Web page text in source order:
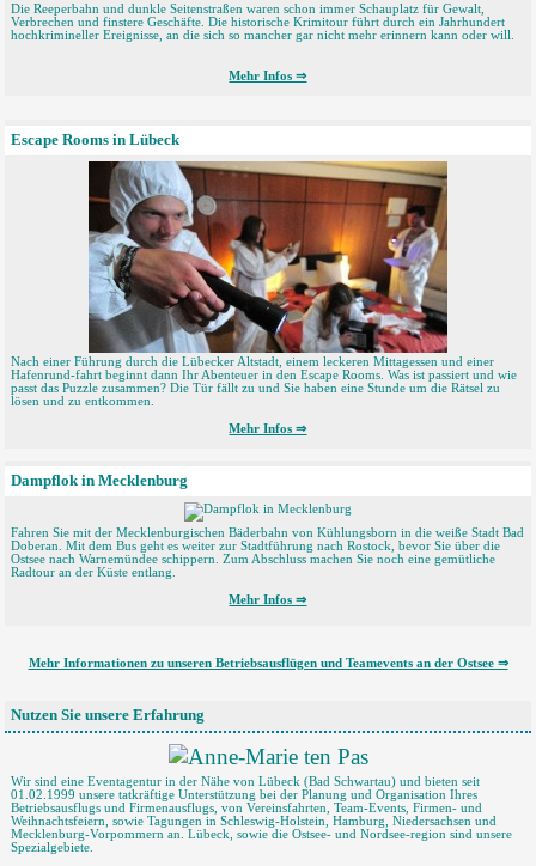
Die Reeperbahn und dunkle Seitenstraßen waren schon immer Schauplatz für Gewalt,
Verbrechen und finstere Geschäfte. Die historische Krimitour führt durch ein Jahrhundert
hochkrimineller Ereignisse, an die sich so mancher gar nicht mehr erinnern kann oder will.
Mehr Infos ⇒
Escape Rooms in Lübeck
Nach einer Führung durch die Lübecker Altstadt, einem leckeren Mittagessen und einer
Hafenrund-fahrt beginnt dann Ihr Abenteuer in den Escape Rooms. Was ist passiert und wie
passt das Puzzle zusammen? Die Tür fällt zu und Sie haben eine Stunde um die Rätsel zu
lösen und zu entkommen.
Mehr Infos ⇒
Dampflok in Mecklenburg
Fahren Sie mit der Mecklenburgischen Bäderbahn von Kühlungsborn in die weiße Stadt Bad
Doberan. Mit dem Bus geht es weiter zur Stadtführung nach Rostock, bevor Sie über die
Ostsee nach Warnemündee schippern. Zum Abschluss machen Sie noch eine gemütliche
Radtour an der Küste entlang.
Mehr Infos ⇒
Mehr Informationen zu unseren Betriebsausflügen und Teamevents an der Ostsee ⇒
Nutzen Sie unsere Erfahrung
Wir sind eine Eventagentur in der Nähe von Lübeck (Bad Schwartau) und bieten seit
01.02.1999 unsere tatkräftige Unterstützung bei der Planung und Organisation Ihres
Betriebsausflugs und Firmenausflugs, von Vereinsfahrten, Team-Events, Firmen- und
Weihnachtsfeiern, sowie Tagungen in Schleswig-Holstein, Hamburg, Niedersachsen und
Mecklenburg-Vorpommern an. Lübeck, sowie die Ostsee- und Nordsee-region sind unsere
Spezialgebiete.